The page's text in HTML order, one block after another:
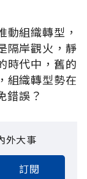
組織轉型，
隔岸觀火，靜
時代中，舊的
組織轉型勢在
錯誤？
外大事
訂閱